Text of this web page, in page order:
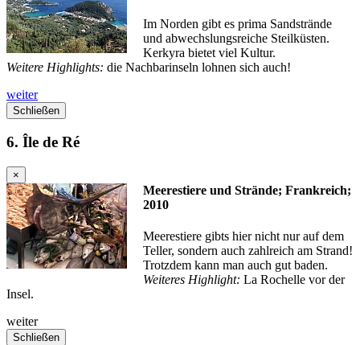
Im Norden gibt es prima Sandstrände
und abwechslungsreiche Steilküsten.
Kerkyra bietet viel Kultur.
Weitere Highlights: die Nachbarinseln lohnen sich auch!
weiter
Schließen
6. Île de Ré
×
Meerestiere und Strände; Frankreich;
2010
Meerestiere gibts hier nicht nur auf dem
Teller, sondern auch zahlreich am Strand!
Trotzdem kann man auch gut baden.
Weiteres Highlight: La Rochelle vor der
Insel.
weiter
Schließen